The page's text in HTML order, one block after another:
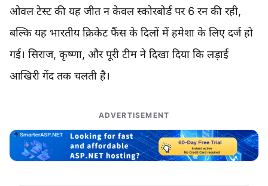
ओवल टेस्ट की यह जीत न केवल स्कोरबोर्ड पर 6 रन की रही,
बल्कि यह भारतीय क्रिकेट फैंस के दिलों में हमेशा के लिए दर्ज हो
गई। सिराज, कृष्णा, और पूरी टीम ने दिखा दिया कि लड़ाई
आखिरी गेंद तक चलती है।
ADVERTISEMENT